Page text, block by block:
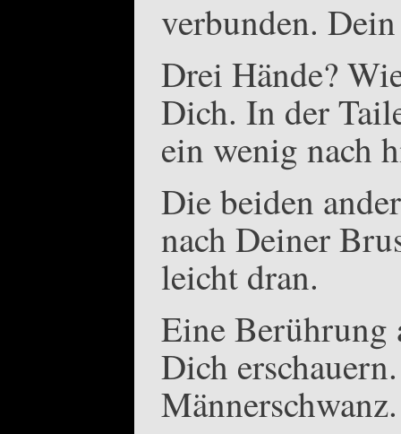
verbunden.
Drei Hände?
Dich. In der
ein wenig nach
Die beiden
nach Deiner
leicht dran.
Eine Berührung
Dich